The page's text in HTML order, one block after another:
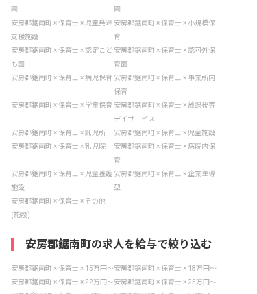
園
園
安房郡鋸南町 × 保育士 × 児童発達
支援施設
安房郡鋸南町 × 保育士 × 小規模保
育
安房郡鋸南町 × 保育士 × 認定こど
も園
安房郡鋸南町 × 保育士 × 認可外保
育園
安房郡鋸南町 × 保育士 × 病児保育 安房郡鋸南町 × 保育士 × 事業所内
保育
安房郡鋸南町 × 保育士 × 学童保育 安房郡鋸南町 × 保育士 × 放課後等
デイサービス
安房郡鋸南町 × 保育士 × 託児所
安房郡鋸南町 × 保育士 × 児童施設
安房郡鋸南町 × 保育士 × 乳児院
安房郡鋸南町 × 保育士 × 病院内保
育
安房郡鋸南町 × 保育士 × 児童養護
施設
安房郡鋸南町 × 保育士 × 企業主導
型
安房郡鋸南町 × 保育士 × その他
(施設)
安房郡鋸南町の求人を給与で絞り込む
安房郡鋸南町 × 保育士 × 15万円〜安房郡鋸南町 × 保育士 × 18万円〜
安房郡鋸南町 × 保育士 × 22万円〜安房郡鋸南町 × 保育士 × 25万円〜